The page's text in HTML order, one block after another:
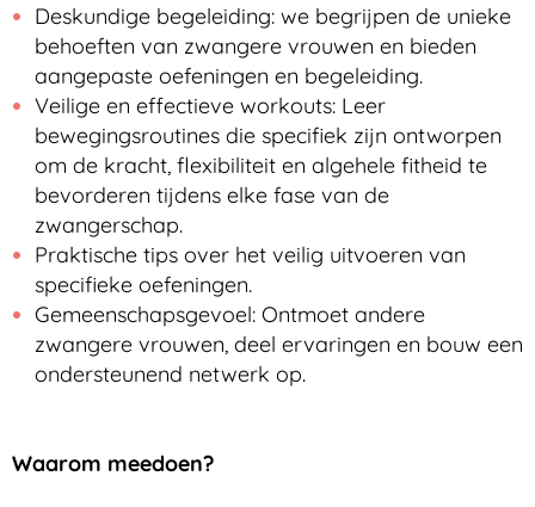
Deskundige begeleiding: we begrijpen de unieke
behoeften van zwangere vrouwen en bieden
aangepaste oefeningen en begeleiding.
Veilige en effectieve workouts: Leer
bewegingsroutines die specifiek zijn ontworpen
om de kracht, flexibiliteit en algehele fitheid te
bevorderen tijdens elke fase van de
zwangerschap.
Praktische tips over het veilig uitvoeren van
specifieke oefeningen.
Gemeenschapsgevoel: Ontmoet andere
zwangere vrouwen, deel ervaringen en bouw een
ondersteunend netwerk op.
Waarom meedoen?